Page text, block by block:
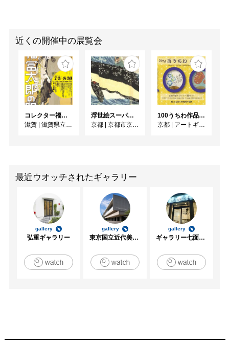
近くの開催中の展覧会
コレクター福富太郎の眼 昭和のキャバレー王が愛した絵画
滋賀 | 滋賀県立美術館
浮世絵スーパークリエイター 歌川国芳展
京都 | 京都市京セラ美術館
100うちわ作品展2026
京都 | アートギャラリー博宝堂
最近ウオッチされたギャラリー
gallery
弘重ギャラリー
gallery
東京国立近代美術館
gallery
ギャラリー七面坂途中